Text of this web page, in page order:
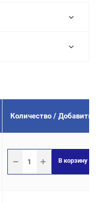
Количество / Добавить
В корзину